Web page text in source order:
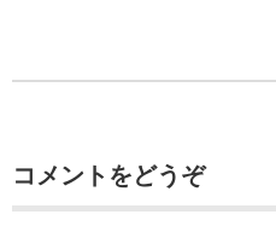
コメントをどうぞ